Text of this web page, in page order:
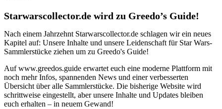
Starwarscollector.de wird zu Greedo’s Guide!
Nach einem Jahrzehnt Starwarscollector.de schlagen wir ein neues
Kapitel auf: Unsere Inhalte und unsere Leidenschaft für Star Wars-
Sammlerstücke ziehen um zu Greedo's Guide!
Auf www.greedos.guide erwartet euch eine moderne Plattform mit
noch mehr Infos, spannenden News und einer verbesserten
Übersicht über alle Sammlerstücke. Die bisherige Website wird
schrittweise eingestellt, aber unsere Inhalte und Updates bleiben
euch erhalten – in neuem Gewand!